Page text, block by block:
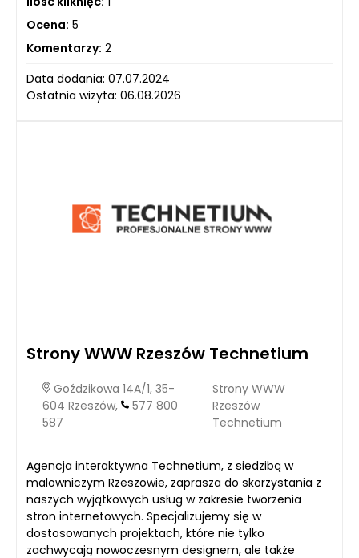
Ocena: 5
Komentarzy: 2
Data dodania: 07.07.2024
Ostatnia wizyta: 06.08.2026
Strony WWW Rzeszów Technetium
Goździkowa 14A/1, 35-
604 Rzeszów,
577 800
587
Strony WWW
Rzeszów
Technetium
Agencja interaktywna Technetium, z siedzibą w
malowniczym Rzeszowie, zaprasza do skorzystania z
naszych wyjątkowych usług w zakresie tworzenia
stron internetowych. Specjalizujemy się w
dostosowanych projektach, które nie tylko
zachwycają nowoczesnym designem, ale także